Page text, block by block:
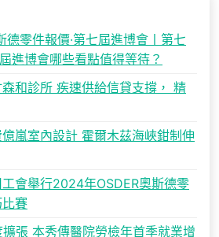
德零件報價·第七屆進博會丨第七
進博會哪些看點值得等待？
和診所 疾速供給信貸支撐， 精
嵐室內設計 霍爾木茲海峽鉗制伸
會舉行2024年OSDER奧斯德零
賽
張 本秀傳醫院勞檢年首季就業增